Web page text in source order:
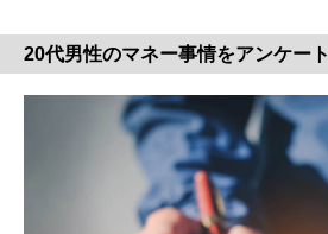
20代男性のマネー事情をアンケート